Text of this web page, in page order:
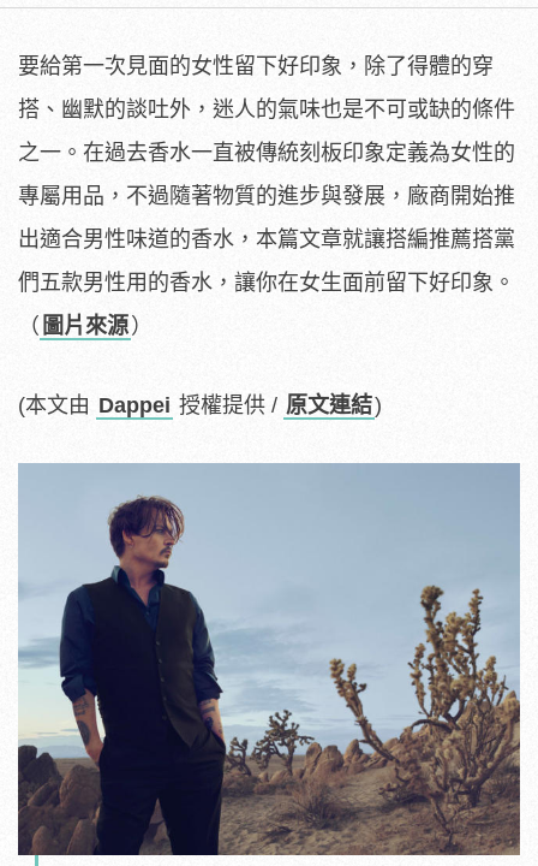
要給第一次見面的女性留下好印象，除了得體的穿
搭、幽默的談吐外，迷人的氣味也是不可或缺的條件
之一。在過去香水一直被傳統刻板印象定義為女性的
專屬用品，不過隨著物質的進步與發展，廠商開始推
出適合男性味道的香水，本篇文章就讓搭編推薦搭黨
們五款男性用的香水，讓你在女生面前留下好印象。
（ 圖片來源）
(本文由 Dappei 授權提供 / 原文連結)